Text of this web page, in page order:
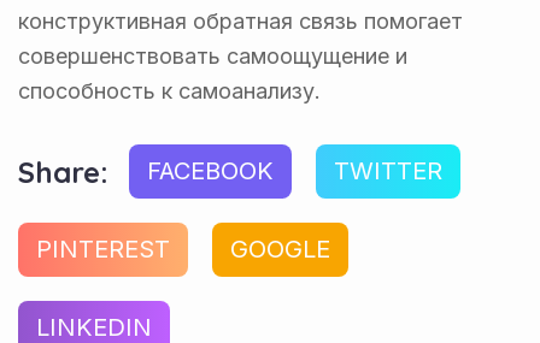
конструктивная обратная связь помогает
совершенствовать самоощущение и
способность к самоанализу.
Share: FACEBOOK TWITTER
PINTEREST GOOGLE
LINKEDIN